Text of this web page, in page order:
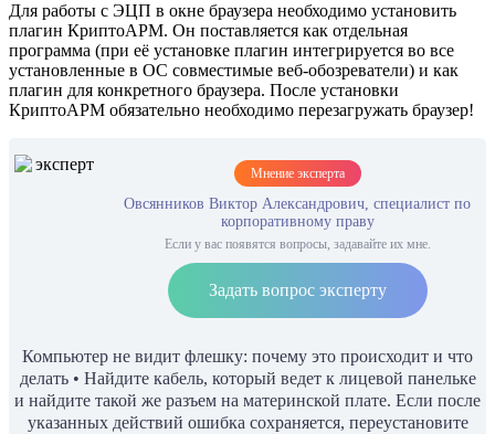
Для работы с ЭЦП в окне браузера необходимо установить
плагин КриптоАРМ. Он поставляется как отдельная
программа (при её установке плагин интегрируется во все
установленные в ОС совместимые веб-обозреватели) и как
плагин для конкретного браузера. После установки
КриптоАРМ обязательно необходимо перезагружать браузер!
Мнение эксперта
Овсянников Виктор Александрович, специалист по
корпоративному праву
Если у вас появятся вопросы, задавайте их мне.
Задать вопрос эксперту
Компьютер не видит флешку: почему это происходит и что
делать • Найдите кабель, который ведет к лицевой панельке
и найдите такой же разъем на материнской плате. Если после
указанных действий ошибка сохраняется, переустановите